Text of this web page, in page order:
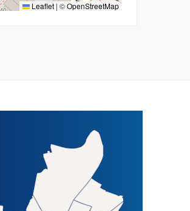
Leaflet | ©OpenStreetMap
DE LA VILLE D'ANGERS